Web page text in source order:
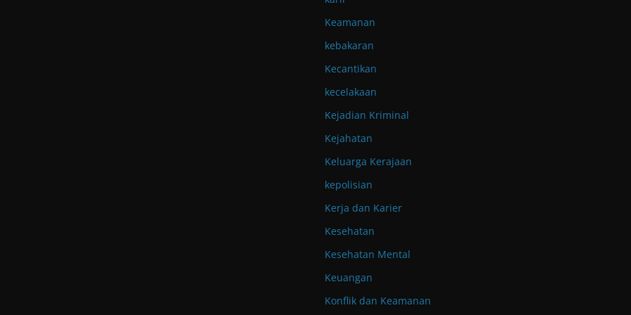
Keamanan
kebakaran
Kecantikan
kecelakaan
Kejadian Kriminal
Kejahatan
Keluarga Kerajaan
kepolisian
Kerja dan Karier
Kesehatan
Kesehatan Mental
Keuangan
Konflik dan Keamanan